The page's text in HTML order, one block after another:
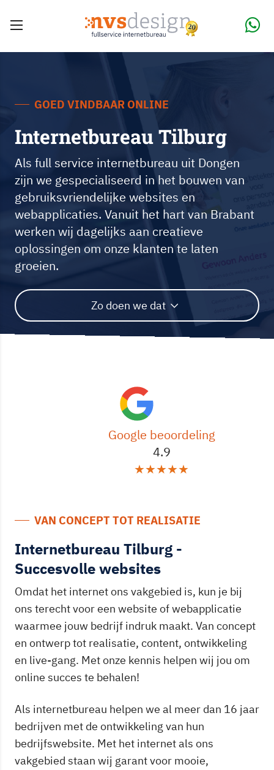
GOED VINDBAAR ONLINE
Internetbureau Tilburg
Als full service internetbureau uit Dongen
zijn we gespecialiseerd in het bouwen van
gebruiksvriendelijke websites en
webapplicaties. Vanuit het hart van Brabant
werken wij dagelijks aan creatieve
oplossingen om onze klanten te laten
groeien.
Zo doen we dat
Google beoordeling
4.9
★★★★★
VAN CONCEPT TOT REALISATIE
Internetbureau Tilburg -
Succesvolle websites
Omdat het internet ons vakgebied is, kun je bij
ons terecht voor een website of webapplicatie
waarmee jouw bedrijf indruk maakt. Van concept
en ontwerp tot realisatie, content, ontwikkeling
en live-gang. Met onze kennis helpen wij jou om
online succes te behalen!
Als internetbureau helpen we al meer dan 16 jaar
bedrijven met de ontwikkeling van hun
bedrijfswebsite. Met het internet als ons
vakgebied staan wij garant voor mooie,